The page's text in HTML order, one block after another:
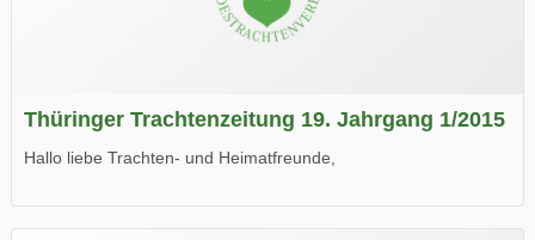
Thüringer Trachtenzeitung 19. Jahrgang 1/2015
Hallo liebe Trachten- und Heimatfreunde,
Wir wünschen Euch viel Spaß beim Lesen.